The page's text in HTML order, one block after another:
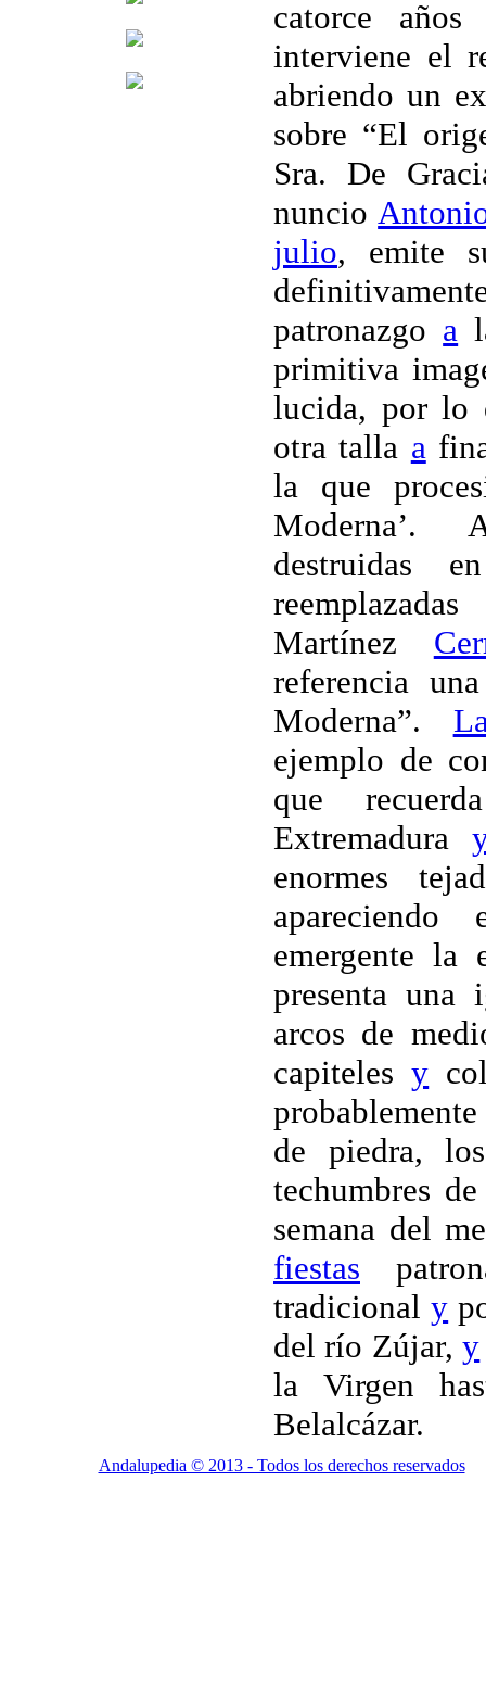
catorce
interviene el
abriendo un
sobre “El
Sra. De
nuncio
julio, emite
patronazgo a
primitiva
lucida, por lo
otra talla a
la que
Moderna’.
destruidas
Martínez
referencia
Moderna”.
ejemplo de
que
Extremadura
enormes
emergente la
presenta una
arcos de
capitelesy
de piedra,
techumbres
semana del
fiestas
tradicionaly
del río Zújar,y
la Virgen
Belalcázar.
Andalupedia © 2013 - Todos los derechos reservados